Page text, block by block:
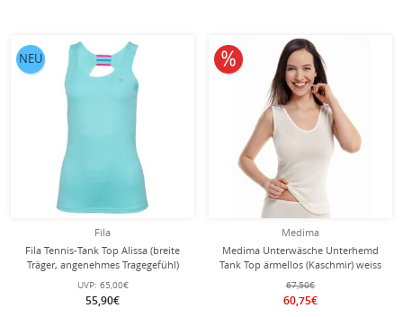
Fila
Fila Tennis-Tank Top Alissa (breite
Träger, angenehmes Tragegefühl)
blau Damen
UVP: 65,00€
55,90€
NEU
Medima
Medima Unterwäsche Unterhemd
Tank Top ärmellos (Kaschmir) weiss
Damen (Gr. S-L)
67,50€
60,75€
10% reduziert